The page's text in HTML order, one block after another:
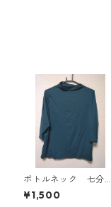
ボトルネック 七分袖
カットソー ４Ｌ テ
ィールグリーン KAE
¥1,500